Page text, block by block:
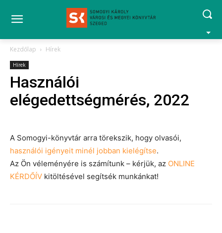
Kezdőlap Hírek
Hírek
Használói
elégedettségmérés, 2022
A Somogyi-könyvtár arra törekszik, hogy olvasói,
használói igényeit minél jobban kielégítse.
Az Ön véleményére is számítunk – kérjük, az ONLINE
KÉRDŐÍV kitöltésével segítsék munkánkat!